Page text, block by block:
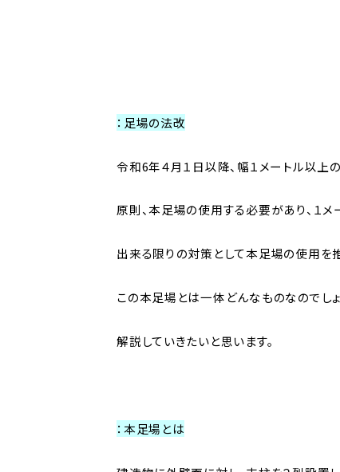
：足場の法改
令和6年４月１日以降、幅１メートル以上
原則、本足場の使用する必要があり、１メ
出来る限りの対策として本足場の使用を
この本足場とは一体どんなものなのでしょ
解説していきたいと思います。
：本足場とは